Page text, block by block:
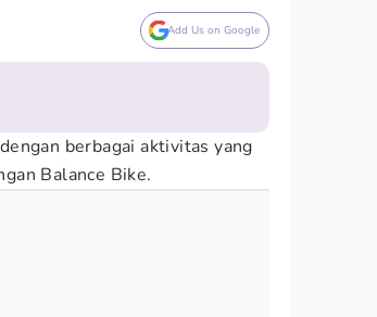
Add Us on Google
berbagai aktivitas yang
Balance Bike.